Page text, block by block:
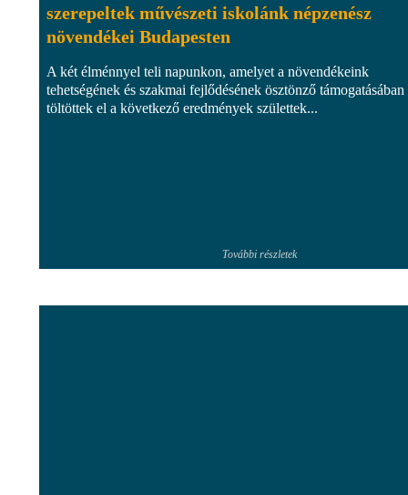
szerepeltek művészeti iskolánk népzenész
növendékei Budapesten
A két élménnyel teli napunkon, amelyet a növendékeink
tehetségének és szakmai fejlődésének ösztönző támogatásában
töltöttek el a következő eredmények születtek...
További részletek